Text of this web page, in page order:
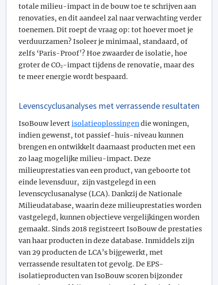
totale milieu-impact in de bouw toe te schrijven aan
renovaties, en dit aandeel zal naar verwachting verder
toenemen. Dit roept de vraag op: tot hoever moet je
verduurzamen? Isoleer je minimaal, standaard, of
zelfs ‘Paris-Proof’? Hoe zwaarder de isolatie, hoe
groter de CO₂-impact tijdens de renovatie, maar des
te meer energie wordt bespaard.
Levenscyclusanalyses met verrassende resultaten
IsoBouw levertisolatieoplossingen die woningen,
indien gewenst, tot passief-huis-niveau kunnen
brengen en ontwikkelt daarnaast producten met een
zo laag mogelijke milieu-impact. Deze
milieuprestaties van een product, van geboorte tot
einde levensduur, zijn vastgelegd in een
levenscyclusanalyse (LCA). Dankzij de Nationale
Milieudatabase, waarin deze milieuprestaties worden
vastgelegd, kunnen objectieve vergelijkingen worden
gemaakt. Sinds 2018 registreert IsoBouw de prestaties
van haar producten in deze database. Inmiddels zijn
van 29 producten de LCA’s bijgewerkt, met
verrassende resultaten tot gevolg. De EPS-
isolatieproducten van IsoBouw scoren bijzonder